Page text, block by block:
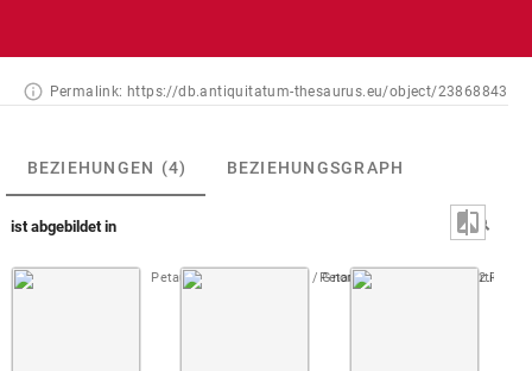
Permalink: https://db.antiquitatum-thesaurus.eu/object/23868843
BEZIEHUNGEN (4) BEZIEHUNGSGRAPH
ist abgebildet in
Petau [1610] (Portiuncula / Gnorisma) editio maior 2. Teil
Petau, Sallengre 1718 Petau,